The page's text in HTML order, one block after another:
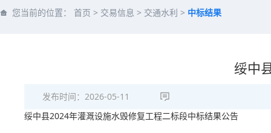
您当前的位置： 首页 > 交易信息 > 交通水利 > 中标结果
绥中
发布时间： 2026-05-11
绥中县2024年灌溉设施水毁修复工程二标段中标结果公告